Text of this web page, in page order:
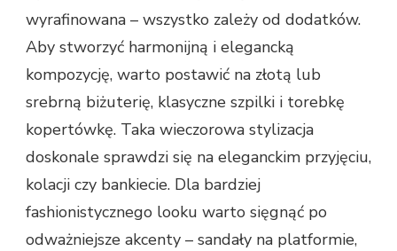
wyrafinowana – wszystko zależy od dodatków.
Aby stworzyć harmonijną i elegancką
kompozycję, warto postawić na złotą lub
srebrną biżuterię, klasyczne szpilki i torebkę
kopertówkę. Taka wieczorowa stylizacja
doskonale sprawdzi się na eleganckim przyjęciu,
kolacji czy bankiecie. Dla bardziej
fashionistycznego looku warto sięgnąć po
odważniejsze akcenty – sandały na platformie,